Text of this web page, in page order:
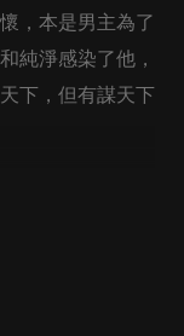
，本是男主為了
純淨感染了他，
下，但有謀天下
一直以為自己是
而且女主只是年